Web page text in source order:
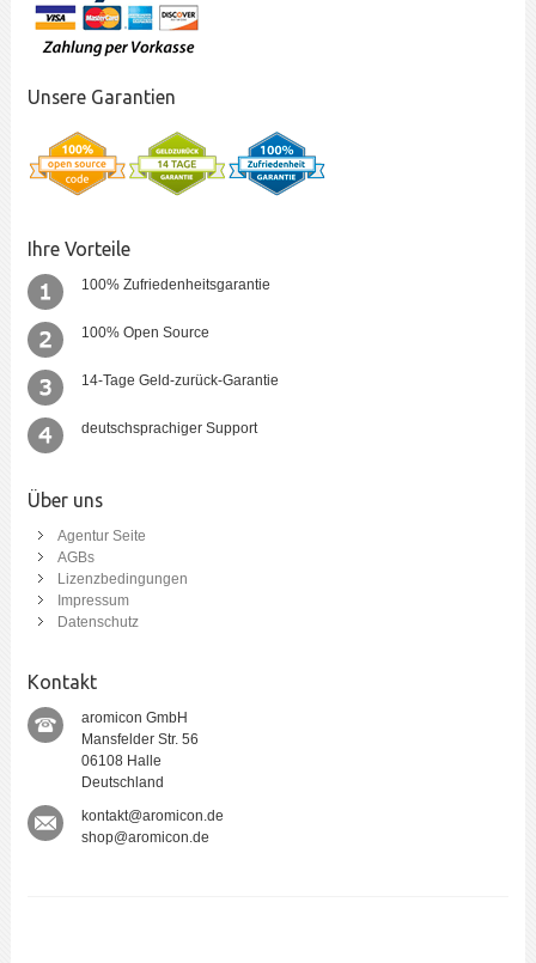
Unsere Garantien
Ihre Vorteile
100% Zufriedenheitsgarantie
100% Open Source
14-Tage Geld-zurück-Garantie
deutschsprachiger Support
Über uns
Agentur Seite
AGBs
Lizenzbedingungen
Impressum
Datenschutz
Kontakt
aromicon GmbH
Mansfelder Str. 56
06108 Halle
Deutschland
kontakt@aromicon.de
shop@aromicon.de